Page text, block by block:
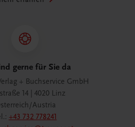
gerne für Sie da
+ Buchservice GmbH
14 | 4020 Linz
Austria
+43 732 778241